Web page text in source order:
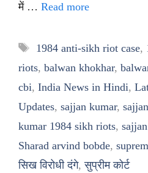
में … Read more
Tags
1984 anti-sikh riot case,
riots, balwan khokhar,
cbi, India News in Hindi,
Updates, sajjan kumar,
kumar 1984 sikh riots,
Sharad arvind bobde,
सिख विरोधी दंगे,सुप्रीम कोर्ट